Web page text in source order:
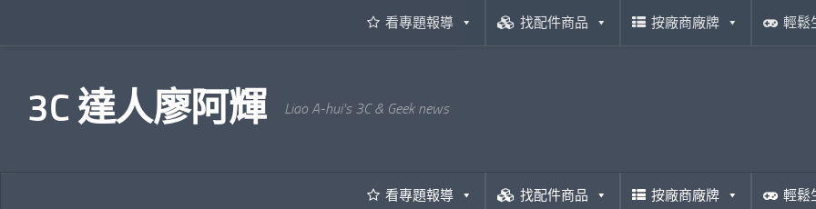
看專題報導 找配件商品 按廠商廠牌 輕鬆
3C 達人廖阿輝 Liao A-hui's 3C & Geek news
看專題報導 找配件商品 按廠商廠牌 輕鬆